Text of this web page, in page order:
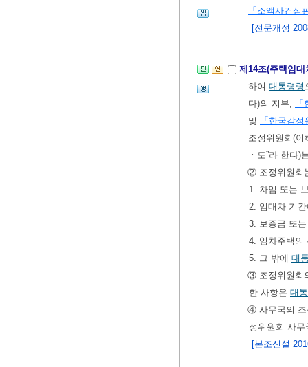
「소액사건심
[전문개정
제14조(주택임
하여 대통령령
다)의 지부,
및
「한국감
조정위원회(이
ㆍ도”라 한다
② 조정위원회
1. 차임 또는
2. 임대차 기
3. 보증금 또
4. 임차주택의
5. 그 밖에 대
③ 조정위원회
한 사항은 대
④ 사무국의 조
정위원회 사
[본조신설